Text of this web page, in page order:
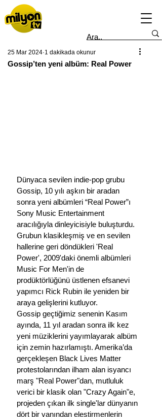
Gossip’ten yeni albüm: Real Power
25 Mar 2024 1 dakikada okunur
Dünyaca sevilen indie-pop grubu
Gossip, 10 yılı aşkın bir aradan
sonra yeni albümleri “Real Power”ı
Sony Music Entertainment
aracılığıyla dinleyicisiyle buluşturdu.
Grubun klasikleşmiş ve en sevilen
hallerine geri döndükleri 'Real
Power', 2009'daki önemli albümleri
Music For Men'in de
prodüktörlüğünü üstlenen efsanevi
yapımcı Rick Rubin ile yeniden bir
araya gelişlerini kutluyor.
Gossip geçtiğimiz senenin Kasım
ayında, 11 yıl aradan sonra ilk kez
yeni müziklerini yayımlayarak albüm
için zemin hazırlamıştı. Amerika’da
gerçekleşen Black Lives Matter
protestolarından ilham alan isyancı
marş "Real Power"dan, mutluluk
verici bir klasik olan "Crazy Again"e,
projeden çıkan ilk single'lar dünyanın
dört bir yanından eleştirmenlerin